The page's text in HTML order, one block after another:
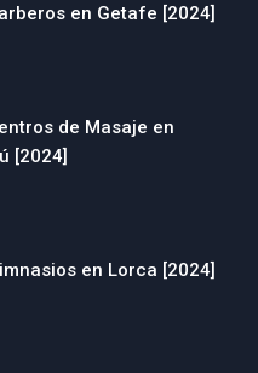
en Getafe [2024]
de Masaje en
[2024]
en Lorca [2024]